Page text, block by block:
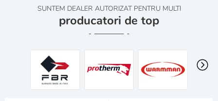
SUNTEM DEALER AUTORIZAT PENTRU MULTI
producatori de top